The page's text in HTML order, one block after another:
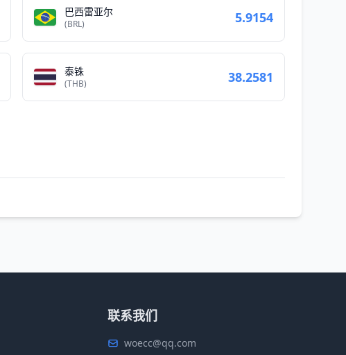
巴西雷亚尔
(BRL) 5.9154
泰铢
(THB) 38.2581
联系我们
woecc@qq.com